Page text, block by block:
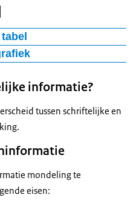
niettotaal
3196
471
informatie?
tussen schriftelijke en
mondeling te
eisen: